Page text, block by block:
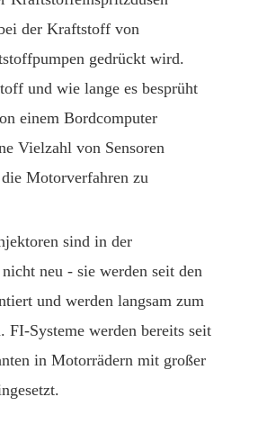
der Kraftstoff von
gedrückt wird.
und wie lange es besprüht
einem Bordcomputer
Vielzahl von Sensoren
Motorverfahren zu
sind in der
neu - sie werden seit den
und werden langsam zum
FI-Systeme werden bereits seit
in Motorrädern mit großer